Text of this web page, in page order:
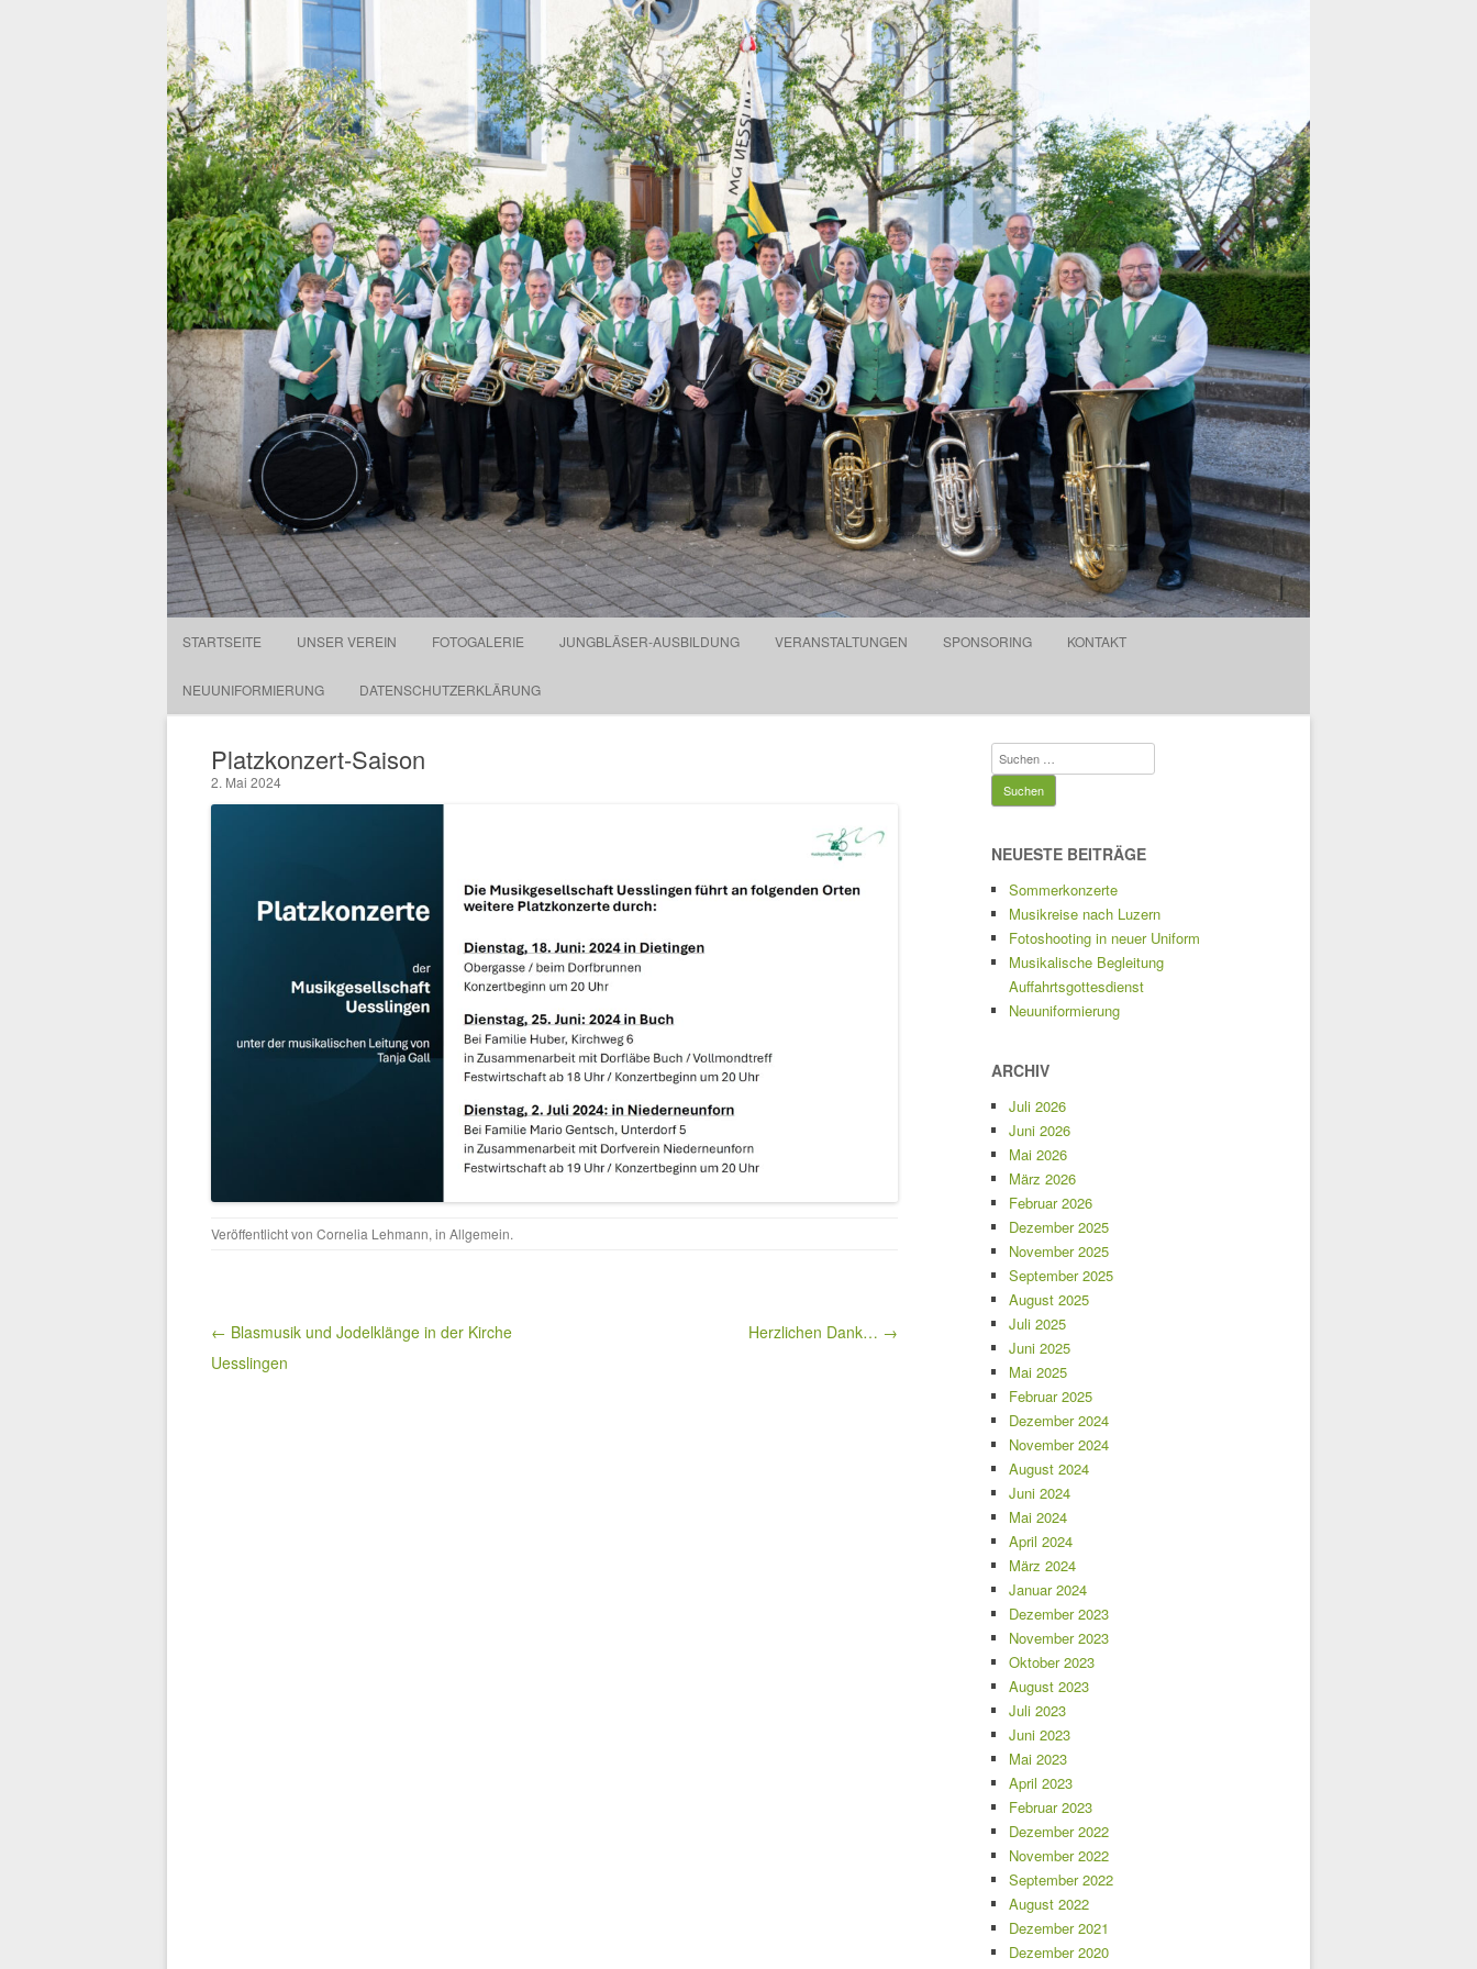
MG Uesslingen Vereinsseite über die Musik Uesslingen
Suchen
nach:
Springe zum Inhalt
STARTSEITE UNSER VEREIN FOTOGALERIE JUNGBLÄSER-AUSBILDUNG VERANSTALTUNGEN SPONSORING KONTAKT
NEUUNIFORMIERUNG DATENSCHUTZERKLÄRUNG
Platzkonzert-Saison
2. Mai 2024
Veröffentlicht von Cornelia Lehmann, in Allgemein.
Beitragsnavigation
← Blasmusik und Jodelklänge in der Kirche
Uesslingen
Herzlichen Dank… →
Suchen
nach:
NEUESTE BEITRÄGE
Sommerkonzerte
Musikreise nach Luzern
Fotoshooting in neuer Uniform
Musikalische Begleitung
Auffahrtsgottesdienst
Neuuniformierung
ARCHIV
Juli 2026
Juni 2026
Mai 2026
März 2026
Februar 2026
Dezember 2025
November 2025
September 2025
August 2025
Juli 2025
Juni 2025
Mai 2025
Februar 2025
Dezember 2024
November 2024
August 2024
Juni 2024
Mai 2024
April 2024
März 2024
Januar 2024
Dezember 2023
November 2023
Oktober 2023
August 2023
Juli 2023
Juni 2023
Mai 2023
April 2023
Februar 2023
Dezember 2022
November 2022
September 2022
August 2022
Dezember 2021
Dezember 2020